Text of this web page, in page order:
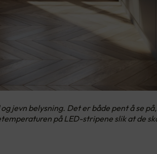
jevn belysning. Det er både pent å se
på LED-stripene slik at de